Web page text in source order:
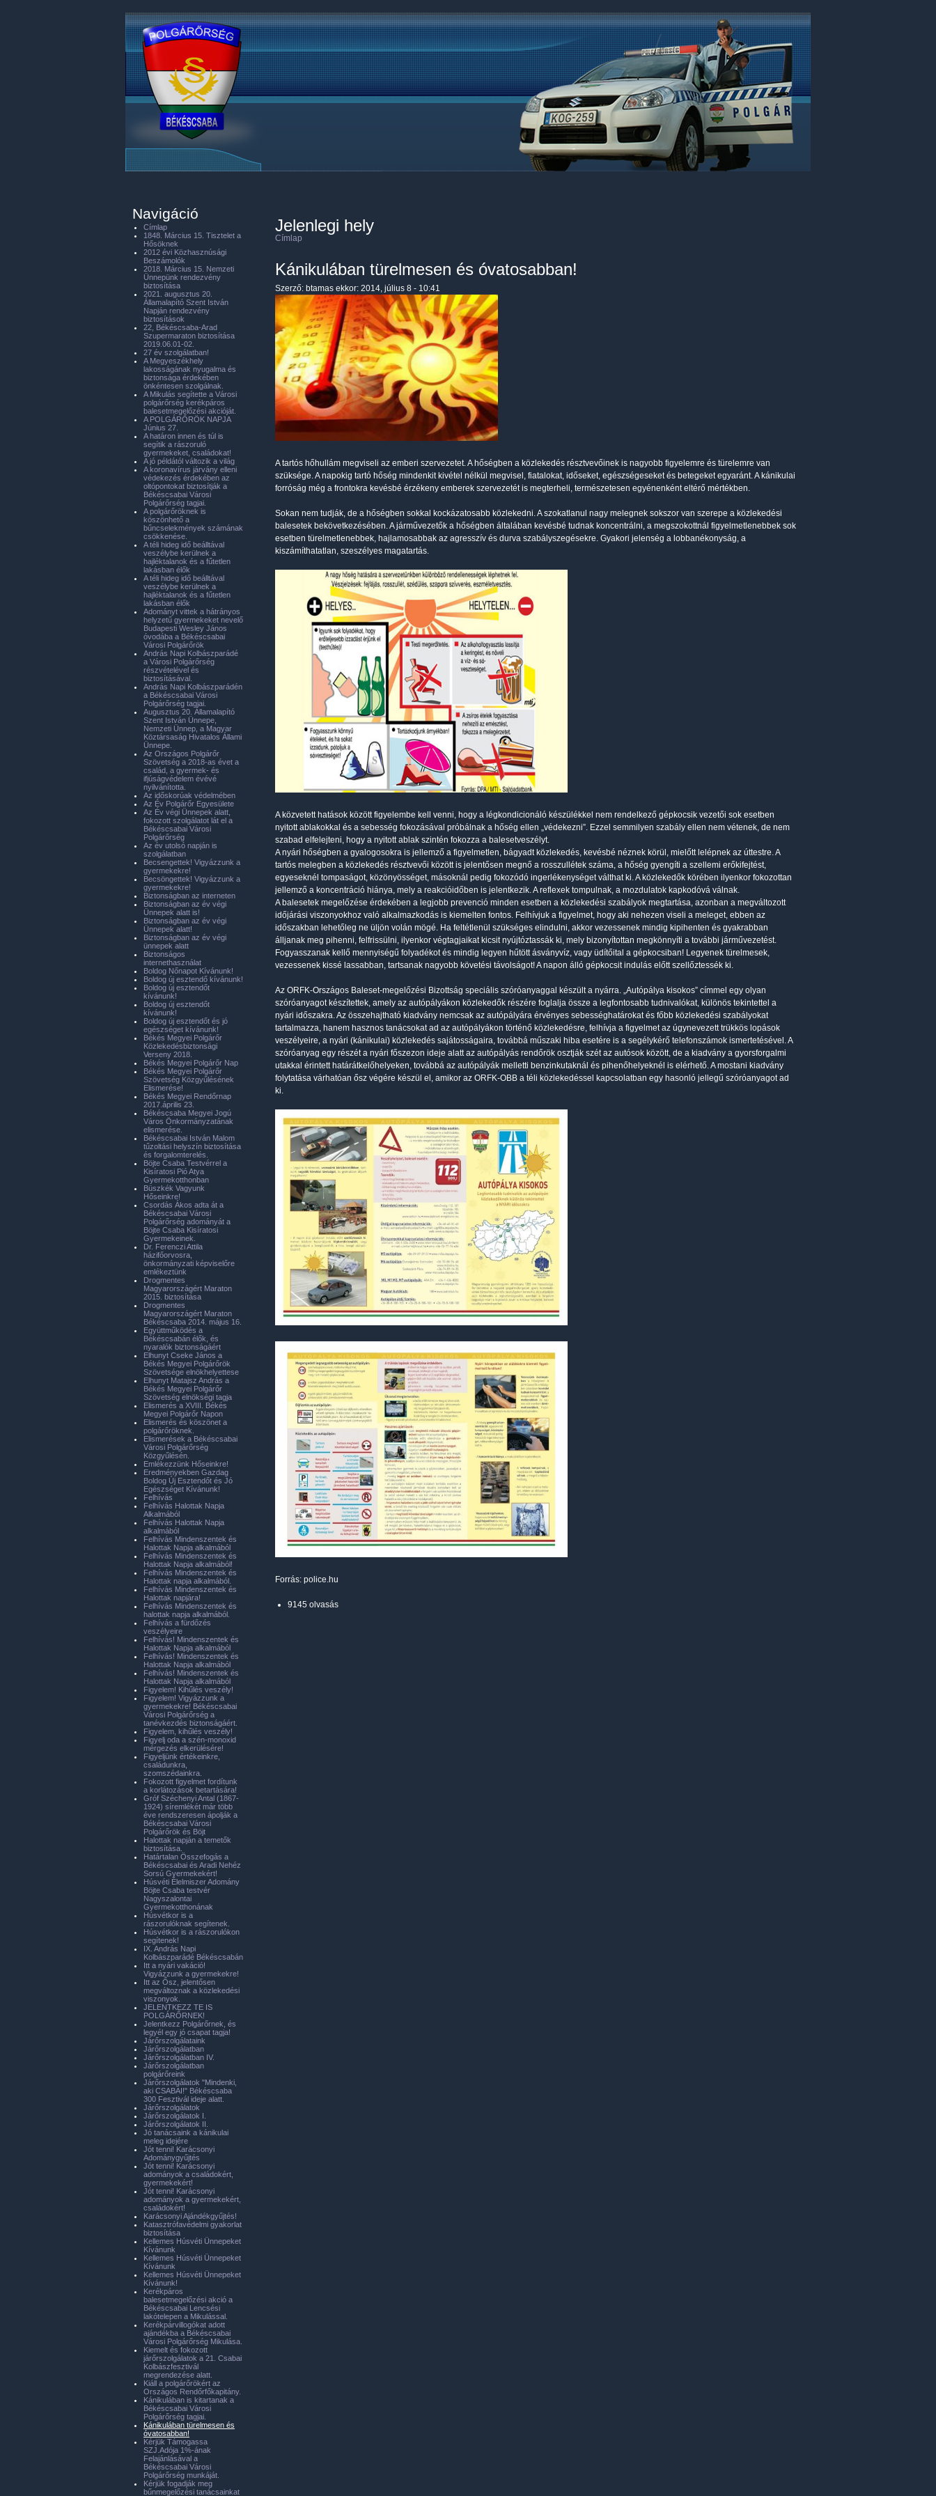
Jelenlegi hely
Címlap
Kánikulában türelmesen és óvatosabban!
Szerző: btamas ekkor: 2014, július 8 - 10:41
A tartós hőhullám megviseli az emberi szervezetet. A hőségben a közlekedés résztvevőinek is nagyobb figyelemre és türelemre van
szüksége. A napokig tartó hőség mindenkit kivétel nélkül megvisel, fiatalokat, időseket, egészségeseket és betegeket egyaránt. A kánikulai
forróság még a frontokra kevésbé érzékeny emberek szervezetét is megterheli, természetesen egyénenként eltérő mértékben.
Sokan nem tudják, de a hőségben sokkal kockázatosabb közlekedni. A szokatlanul nagy melegnek sokszor van szerepe a közlekedési
balesetek bekövetkezésében. A járművezetők a hőségben általában kevésbé tudnak koncentrálni, a megszokottnál figyelmetlenebbek sok
esetben türelmetlenebbek, hajlamosabbak az agresszív és durva szabályszegésekre. Gyakori jelenség a lobbanékonyság, a
kiszámíthatatlan, szeszélyes magatartás.
A közvetett hatások között figyelembe kell venni, hogy a légkondicionáló készülékkel nem rendelkező gépkocsik vezetői sok esetben
nyitott ablakokkal és a sebesség fokozásával próbálnak a hőség ellen „védekezni”. Ezzel semmilyen szabály ellen nem vétenek, de nem
szabad elfelejteni, hogy a nyitott ablak szintén fokozza a balesetveszélyt.
A nyári hőségben a gyalogosokra is jellemző a figyelmetlen, bágyadt közlekedés, kevésbé néznek körül, mielőtt lelépnek az úttestre. A
tartós melegben a közlekedés résztvevői között is jelentősen megnő a rosszullétek száma, a hőség gyengíti a szellemi erőkifejtést,
egyeseknél tompaságot, közönyösséget, másoknál pedig fokozódó ingerlékenységet válthat ki. A közlekedők körében ilyenkor fokozottan
jellemző a koncentráció hiánya, mely a reakcióidőben is jelentkezik. A reflexek tompulnak, a mozdulatok kapkodóvá válnak.
A balesetek megelőzése érdekében a legjobb prevenció minden esetben a közlekedési szabályok megtartása, azonban a megváltozott
időjárási viszonyokhoz való alkalmazkodás is kiemelten fontos. Felhívjuk a figyelmet, hogy aki nehezen viseli a meleget, ebben az
időszakban lehetőleg ne üljön volán mögé. Ha feltétlenül szükséges elindulni, akkor vezessenek mindig kipihenten és gyakrabban
álljanak meg pihenni, felfrissülni, ilyenkor végtagjaikat kicsit nyújtóztassák ki, mely bizonyítottan megkönnyíti a további járművezetést.
Fogyasszanak kellő mennyiségű folyadékot és mindig legyen hűtött ásványvíz, vagy üdítőital a gépkocsiban! Legyenek türelmesek,
vezessenek kissé lassabban, tartsanak nagyobb követési távolságot! A napon álló gépkocsit indulás előtt szellőztessék ki.
Az ORFK-Országos Baleset-megelőzési Bizottság speciális szóróanyaggal készült a nyárra. „Autópálya kisokos” címmel egy olyan
szóróanyagot készítettek, amely az autópályákon közlekedők részére foglalja össze a legfontosabb tudnivalókat, különös tekintettel a
nyári időszakra. Az összehajtható kiadvány nemcsak az autópályára érvényes sebességhatárokat és főbb közlekedési szabályokat
tartalmazza, hanem hasznos tanácsokat ad az autópályákon történő közlekedésre, felhívja a figyelmet az úgynevezett trükkös lopások
veszélyeire, a nyári (kánikulai) közlekedés sajátosságaira, továbbá műszaki hiba esetére is a segélykérő telefonszámok ismertetésével. A
szóróanyag egy részét a nyári főszezon ideje alatt az autópályás rendőrök osztják szét az autósok között, de a kiadvány a gyorsforgalmi
utakkal érintett határátkelőhelyeken, továbbá az autópályák melletti benzinkutaknál és pihenőhelyeknél is elérhető. A mostani kiadvány
folytatása várhatóan ősz végére készül el, amikor az ORFK-OBB a téli közlekedéssel kapcsolatban egy hasonló jellegű szóróanyagot ad
ki.
Forrás: police.hu
9145 olvasás
Navigáció
Címlap
1848. Március 15. Tisztelet a
Hősöknek
2012 évi Közhasznúsági
Beszámolók
2018. Március 15. Nemzeti
Ünnepünk rendezvény
biztosítása
2021. augusztus 20.
Államalapító Szent István
Napján rendezvény
biztosítások
22, Békéscsaba-Arad
Szupermaraton biztosítása
2019.06.01-02.
27 év szolgálatban!
A Megyeszékhely
lakosságának nyugalma és
biztonsága érdekében
önkéntesen szolgálnak.
A Mikulás segítette a Városi
polgárőrség kerékpáros
balesetmegelőzési akcióját.
A POLGÁRŐRÖK NAPJA
Június 27.
A határon innen és túl is
segítik a rászoruló
gyermekeket, családokat!
A jó példától változik a világ
A koronavírus járvány elleni
védekezés érdekében az
oltópontokat biztosítják a
Békéscsabai Városi
Polgárőrség tagjai.
A polgárőröknek is
köszönhető a
bűncselekmények számának
csökkenése.
A téli hideg idő beálltával
veszélybe kerülnek a
hajléktalanok és a fűtetlen
lakásban élők
A téli hideg idő beálltával
veszélybe kerülnek a
hajléktalanok és a fűtetlen
lakásban élők
Adományt vittek a hátrányos
helyzetű gyermekeket nevelő
Budapesti Wesley János
óvodába a Békéscsabai
Városi Polgárőrök
András Napi Kolbászparádé
a Városi Polgárőrség
részvételével és
biztosításával.
András Napi Kolbászparádén
a Békéscsabai Városi
Polgárőrség tagjai.
Augusztus 20. Államalapító
Szent István Ünnepe,
Nemzeti Ünnep, a Magyar
Köztársaság Hivatalos Állami
Ünnepe.
Az Országos Polgárőr
Szövetség a 2018-as évet a
család, a gyermek- és
ifjúságvédelem évévé
nyilvánította.
Az időskorúak védelmében
Az Év Polgárőr Egyesülete
Az Év végi Ünnepek alatt,
fokozott szolgálatot lát el a
Békéscsabai Városi
Polgárőrség
Az év utolsó napján is
szolgálatban
Becsengettek! Vigyázzunk a
gyermekekre!
Becsöngettek! Vigyázzunk a
gyermekekre!
Biztonságban az interneten
Biztonságban az év végi
Ünnepek alatt is!
Biztonságban az év végi
Ünnepek alatt!
Biztonságban az év végi
ünnepek alatt
Biztonságos
internethasználat
Boldog Nőnapot Kívánunk!
Boldog új esztendő kívánunk!
Boldog új esztendőt
kívánunk!
Boldog új esztendőt
kívánunk!
Boldog új esztendőt és jó
egészséget kívánunk!
Békés Megyei Polgárőr
Közlekedésbiztonsági
Verseny 2018.
Békés Megyei Polgárőr Nap
Békés Megyei Polgárőr
Szövetség Közgyűlésének
Elismerése!
Békés Megyei Rendőrnap
2017.április 23.
Békéscsaba Megyei Jogú
Város Önkormányzatának
elismerése.
Békéscsabai István Malom
tűzoltási helyszín biztosítása
és forgalomterelés.
Böjte Csaba Testvérrel a
Kisíratosi Pió Atya
Gyermekotthonban
Büszkék Vagyunk
Hőseinkre!
Csordás Ákos adta át a
Békéscsabai Városi
Polgárőrség adományát a
Böjte Csaba Kisíratosi
Gyermekeinek.
Dr. Ferenczi Attila
házifőorvosra,
önkormányzati képviselőre
emlékeztünk
Drogmentes
Magyarországért Maraton
2015. biztosítása
Drogmentes
Magyarországért Maraton
Békéscsaba 2014. május 16.
Együttműködés a
Békéscsabán élők, és
nyaralók biztonságáért
Elhunyt Cseke János a
Békés Megyei Polgárőrök
Szövetsége elnökhelyettese
Elhunyt Matajsz András a
Békés Megyei Polgárőr
Szövetség elnökségi tagja
Elismerés a XVIII. Békés
Megyei Polgárőr Napon
Elismerés és köszönet a
polgárőröknek.
Elismerések a Békéscsabai
Városi Polgárőrség
Közgyűlésén.
Emlékezzünk Hőseinkre!
Eredményekben Gazdag
Boldog Új Esztendőt és Jó
Egészséget Kívánunk!
Felhívás
Felhívás Halottak Napja
Alkalmából
Felhívás Halottak Napja
alkalmából
Felhívás Mindenszentek és
Halottak Napja alkalmából
Felhívás Mindenszentek és
Halottak Napja alkalmából!
Felhívás Mindenszentek és
Halottak napja alkalmából.
Felhívás Mindenszentek és
Halottak napjára!
Felhívás Mindenszentek és
halottak napja alkalmából.
Felhívás a fürdőzés
veszélyeire
Felhívás! Mindenszentek és
Halottak Napja alkalmából
Felhívás! Mindenszentek és
Halottak Napja alkalmából
Felhívás! Mindenszentek és
Halottak Napja alkalmából
Figyelem! Kihűlés veszély!
Figyelem! Vigyázzunk a
gyermekekre! Békéscsabai
Városi Polgárőrség a
tanévkezdés biztonságáért.
Figyelem, kihűlés veszély!
Figyelj oda a szén-monoxid
mérgezés elkerülésére!
Figyeljünk értékeinkre,
családunkra,
szomszédainkra.
Fokozott figyelmet fordítunk
a korlátozások betartására!
Gróf Széchenyi Antal (1867-
1924) síremlékét már több
éve rendszeresen ápolják a
Békéscsabai Városi
Polgárőrök és Böjt
Halottak napján a temetők
biztosítása.
Határtalan Összefogás a
Békéscsabai és Aradi Nehéz
Sorsú Gyermekekért!
Húsvéti Élelmiszer Adomány
Böjte Csaba testvér
Nagyszalontai
Gyermekotthonának
Húsvétkor is a
rászorulóknak segítenek.
Húsvétkor is a rászorulókon
segítenek!
IX. András Napi
Kolbászparádé Békéscsabán
Itt a nyári vakáció!
Vigyázzunk a gyermekekre!
Itt az Ősz, jelentősen
megváltoznak a közlekedési
viszonyok.
JELENTKEZZ TE IS
POLGÁRŐRNEK!
Jelentkezz Polgárőrnek, és
legyél egy jó csapat tagja!
Járőrszolgálataink
Járőrszolgálatban
Járőrszolgálatban IV.
Járőrszolgálatban
polgárőreink
Járőrszolgálatok "Mindenki,
aki CSABAI!" Békéscsaba
300 Fesztivál ideje alatt.
Járőrszolgálatok
Járőrszolgálatok I.
Járőrszolgálatok II.
Jó tanácsaink a kánikulai
meleg idejére
Jót tenni! Karácsonyi
Adománygyűjtés
Jót tenni! Karácsonyi
adományok a családokért,
gyermekekért!
Jót tenni! Karácsonyi
adományok a gyermekekért,
családokért!
Karácsonyi Ajándékgyűjtés!
Katasztrófavédelmi gyakorlat
biztosítása
Kellemes Húsvéti Ünnepeket
Kívánunk
Kellemes Húsvéti Ünnepeket
Kívánunk
Kellemes Húsvéti Ünnepeket
Kívánunk!
Kerékpáros
balesetmegelőzési akció a
Békéscsabai Lencsési
lakótelepen a Mikulással.
Kerékpárvillogókat adott
ajándékba a Békéscsabai
Városi Polgárőrség Mikulása.
Kiemelt és fokozott
járőrszolgálatok a 21. Csabai
Kolbászfesztivál
megrendezése alatt.
Kiáll a polgárőrökért az
Országos Rendőrfőkapitány.
Kánikulában is kitartanak a
Békéscsabai Városi
Polgárőrség tagjai.
Kánikulában türelmesen és
óvatosabban!
Kérjük Támogassa
SZJ.Adója 1%-ának
Felajánlásával a
Békéscsabai Városi
Polgárőrség munkáját.
Kérjük fogadják meg
bűnmegelőzési tanácsainkat